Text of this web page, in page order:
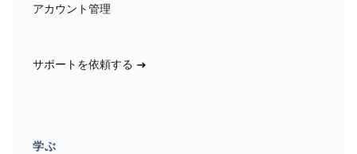
アカウント管理
サポートを依頼する
学ぶ